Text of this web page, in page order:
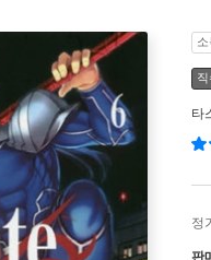
타
정
판